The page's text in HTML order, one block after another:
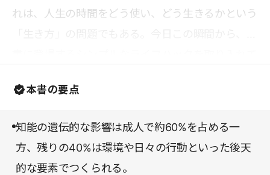
れは、人生の時間をどう使い、どう生きるかという
身につけたい方におすすめだ。
本書の要点
知能の遺伝的な影響は成人で約60%を占める一
方、残りの40%は環境や日々の行動といった後天
的な要素でつくられる。